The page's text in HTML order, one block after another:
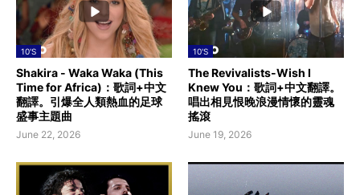
10'S
Shakira - Waka Waka (This
Time for Africa)：歌詞+中文
翻譯。引爆全人類熱血的足球
盛事主題曲
June 22, 2026
10'S
The Revivalists-Wish I
Knew You：歌詞+中文翻譯。
唱出相見恨晚浪漫情懷的靈魂
搖滾
June 19, 2026